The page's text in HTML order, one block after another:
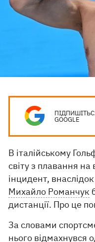
GOOGLE
В італійському
світу з плавання на
інцидент,
Михайло Романчук
дистанції. Про це
За словами
нього відмахнувся